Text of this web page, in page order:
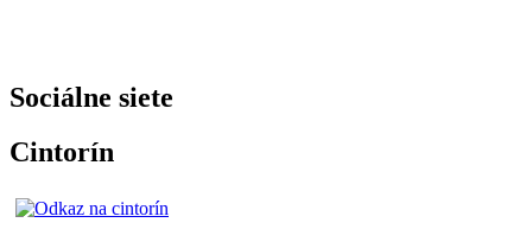
Sociálne siete
Cintorín